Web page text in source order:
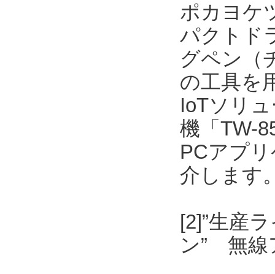
ポカヨケ
パクトド
グペン（
の工具を
IoTソリ
機「TW-
PCアプ
介します
[2]”生産
ン” 無線